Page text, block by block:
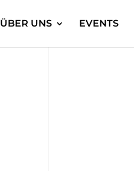
ÜBER UNS EVENTS